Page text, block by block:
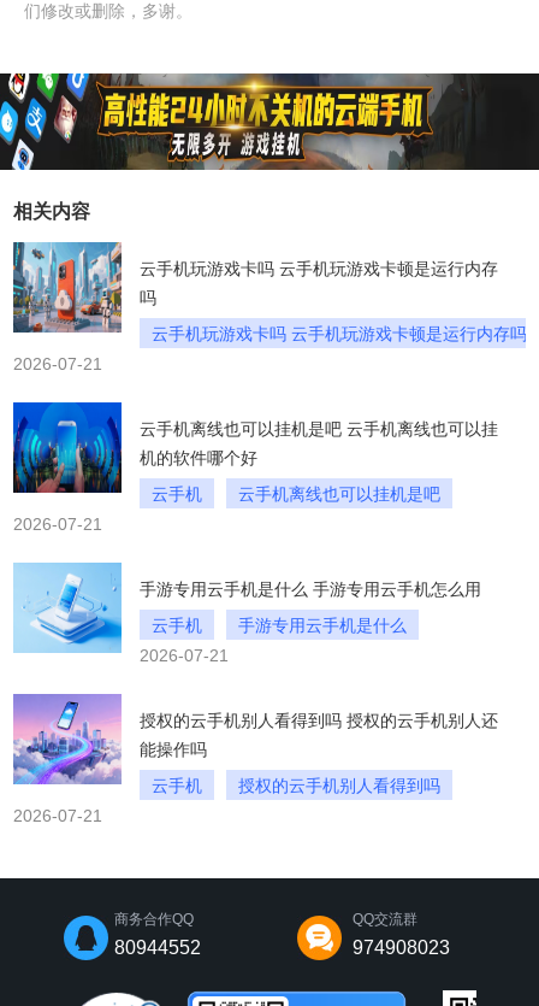
们修改或删除，多谢。
相关内容
云手机玩游戏卡吗 云手机玩游戏卡顿是运行内存
吗
云手机玩游戏卡吗 云手机玩游戏卡顿是运行内存吗
2026-07-21
云手机离线也可以挂机是吧 云手机离线也可以挂
机的软件哪个好
云手机
云手机离线也可以挂机是吧
2026-07-21
手游专用云手机是什么 手游专用云手机怎么用
云手机
手游专用云手机是什么
手游专用云手机怎么用
2026-07-21
授权的云手机别人看得到吗 授权的云手机别人还
能操作吗
云手机
授权的云手机别人看得到吗
2026-07-21
商务合作QQ
80944552
QQ交流群
974908023